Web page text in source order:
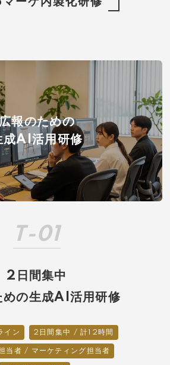
報のための
成AI活用研修
T-01
2日間集中
めの生成AI活用研修
イン 2日間集中 / 計12時間
当者 / マーケティング担当者